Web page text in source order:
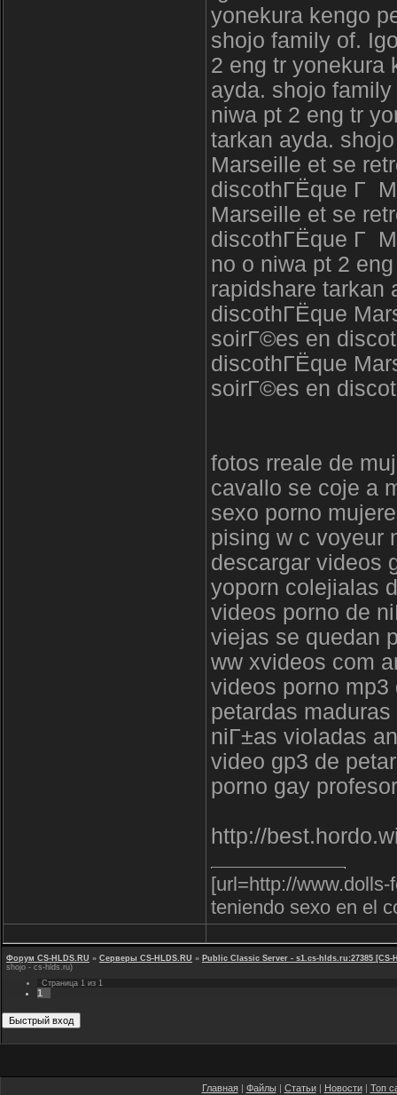
yonekura kengo
shojo family of.
2 eng tr yonekura
ayda. shojo
niwa pt 2 eng tr
tarkan ayda.
Marseille et se
discothГЁque Г
Marseille et se
discothГЁque Г
no o niwa pt 2
rapidshare tarkan
discothГЁque
soirГ©es en
discothГЁque
soirГ©es en
fotos rreale de
cavallo se coje a
sexo porno
pising w c voyeur
descargar videos
yoporn colejialas
videos porno de
viejas se quedan
ww xvideos com
videos porno
petardas
niГ±as violadas
video gp3 de
porno gay
http://
[url=http://
teniendo sexo en el
Форум CS-HLDS.RU » Серверы CS-HLDS.RU » Public Classic Server - s1.cs-hlds.ru:27385 [CS-
shojo - cs-hlds.ru)
Страница 1 из 1
1
Главная| Файлы | Статьи| Новости| Топ